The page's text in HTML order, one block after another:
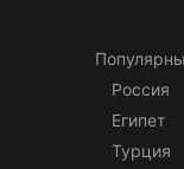
Россия
Египет
Турция